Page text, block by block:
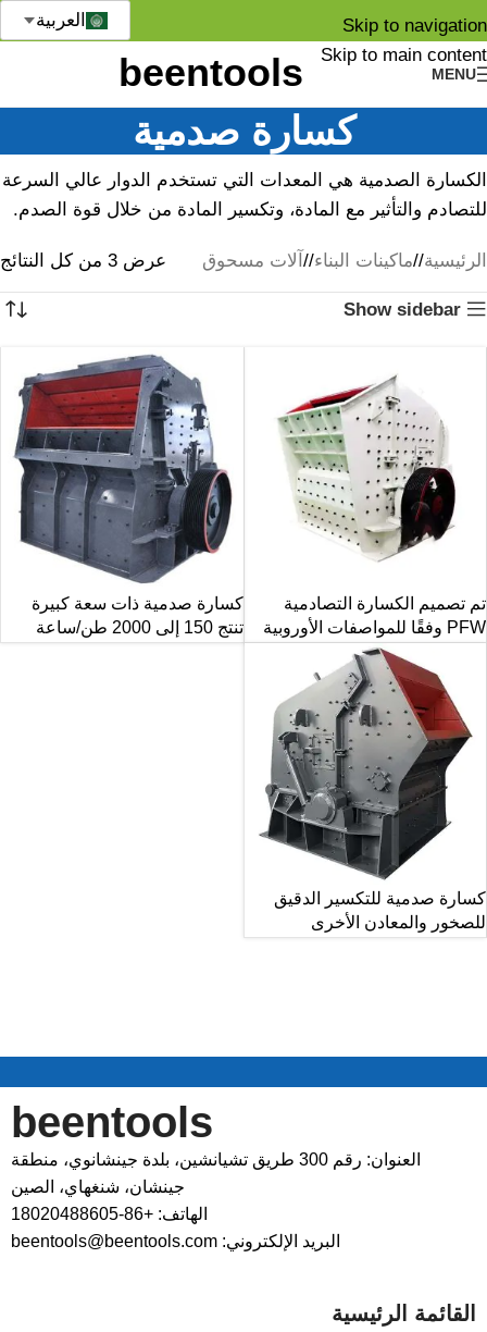
Skip to navigation
Skip to main content
MENU
العربية
كسارة صدمية
الكسارة الصدمية هي المعدات التي تستخدم الدوار عالي السرعة
للتصادم والتأثير مع المادة، وتكسير المادة من خلال قوة الصدم.
الرئيسية/ ماكينات البناء/ آلات مسحوق عرض ⁦3⁩ من كل النتائج
Show sidebar
تم تصميم الكسارة التصادمية
PFW وفقًا للمواصفات الأوروبية
كسارة صدمية ذات سعة كبيرة
تنتج 150 إلى 2000 طن/ساعة
كسارة صدمية للتكسير الدقيق
للصخور والمعادن الأخرى
beentools
العنوان: رقم 300 طريق تشيانشين، بلدة جينشانوي، منطقة
جينشان، شنغهاي، الصين
الهاتف: +86-18020488605
البريد الإلكتروني: beentools@beentools.com
القائمة الرئيسية